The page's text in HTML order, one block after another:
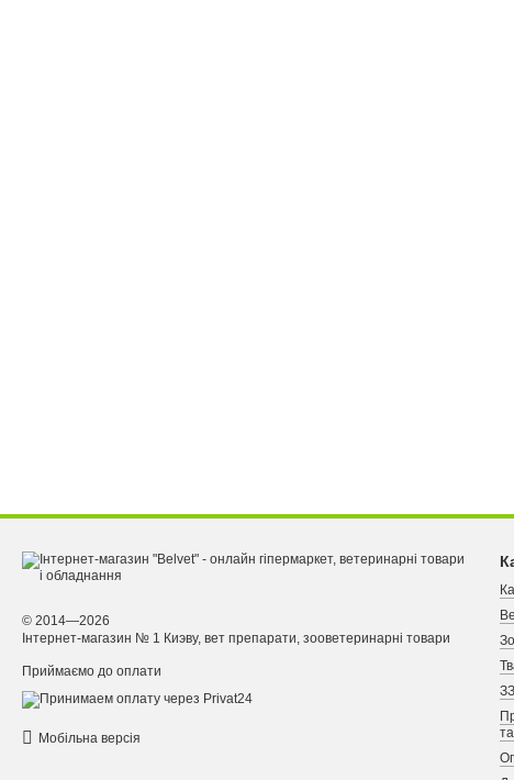
© 2014—2026
Інтернет-магазин № 1 Киэву, вет препарати, зооветеринарні товари
Приймаємо до оплати
Мобільна версія